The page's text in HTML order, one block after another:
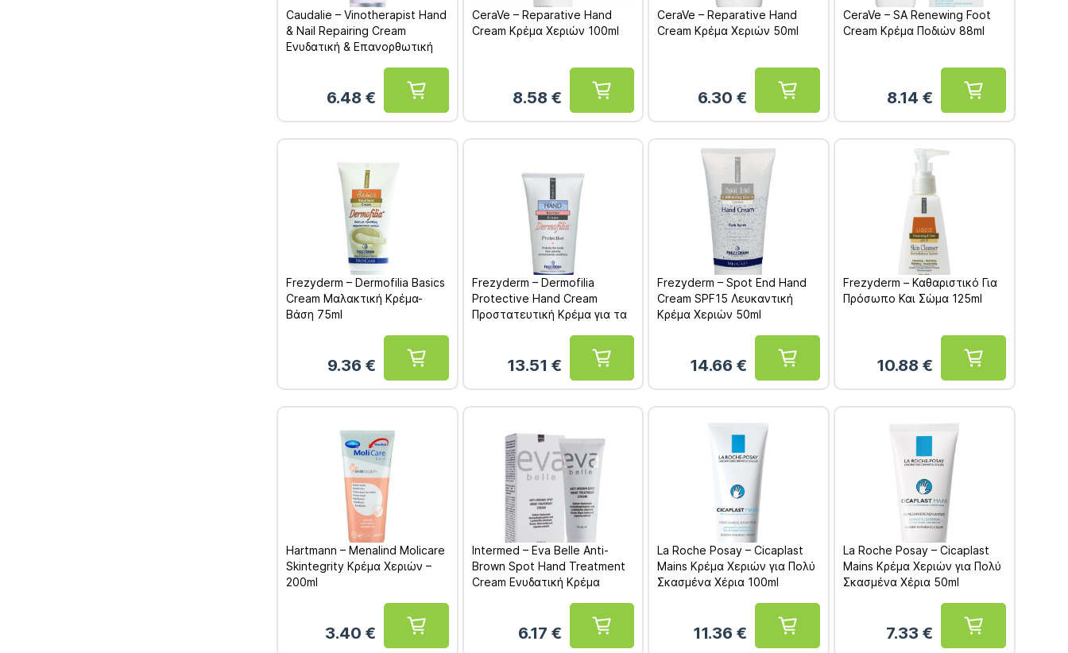
Caudalie – Vinotherapist Hand
& Nail Repairing Cream
Ενυδατική & Επανορθωτική
6.48 €
CeraVe – Reparative Hand
Cream Κρέμα Χεριών 100ml
8.58 €
CeraVe – Reparative Hand
Cream Κρέμα Χεριών 50ml
6.30€
CeraVe – SA Renewing Foot
Cream Κρέμα Ποδιών 88ml
8.14 €
Frezyderm – Dermofilia Basics
Cream Μαλακτική Κρέμα-
Βάση 75ml
9.36 €
Frezyderm – Dermofilia
Protective Hand Cream
Προστατευτική Κρέμα για τα
13.51 €
Frezyderm – Spot End Hand
Cream SPF15 Λευκαντική
Κρέμα Χεριών 50ml
14.66€
Frezyderm – Καθαριστικό Για
Πρόσωπο Και Σώμα 125ml
10.88 €
Hartmann – Menalind Molicare
Skintegrity Κρέμα Χεριών –
200ml
3.40 €
Intermed – Eva Belle Αnti-
Brown Spot Hand Treatment
Cream Ενυδατική Κρέμα
6.17 €
La Roche Posay – Cicaplast
Mains Κρέμα Χεριών για Πολύ
Σκασμένα Χέρια 100ml
11.36€
La Roche Posay – Cicaplast
Mains Κρέμα Χεριών για Πολύ
Σκασμένα Χέρια 50ml
7.33 €